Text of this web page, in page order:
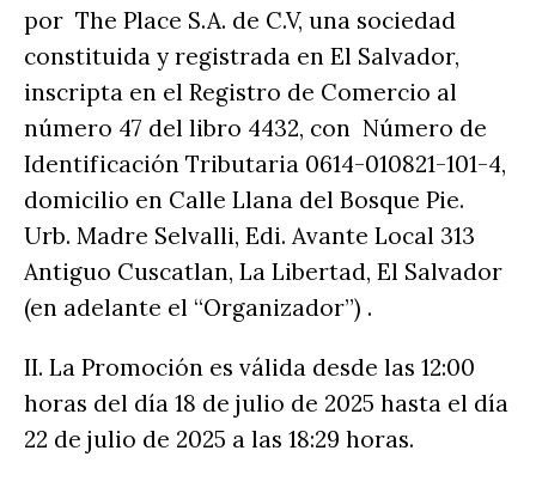
por The Place S.A. de C.V, una sociedad
constituida y registrada en El Salvador,
inscripta en el Registro de Comercio al
número 47 del libro 4432, con Número de
Identificación Tributaria 0614-010821-101-4,
domicilio en Calle Llana del Bosque Pie.
Urb. Madre Selvalli, Edi. Avante Local 313
Antiguo Cuscatlan, La Libertad, El Salvador
(en adelante el “Organizador”) .
II. La Promoción es válida desde las 12:00
horas del día 18 de julio de 2025 hasta el día
22 de julio de 2025 a las 18:29 horas.